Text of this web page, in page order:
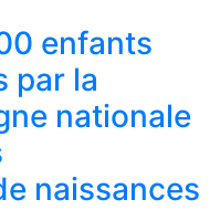
enfants
par la
nationale
naissances